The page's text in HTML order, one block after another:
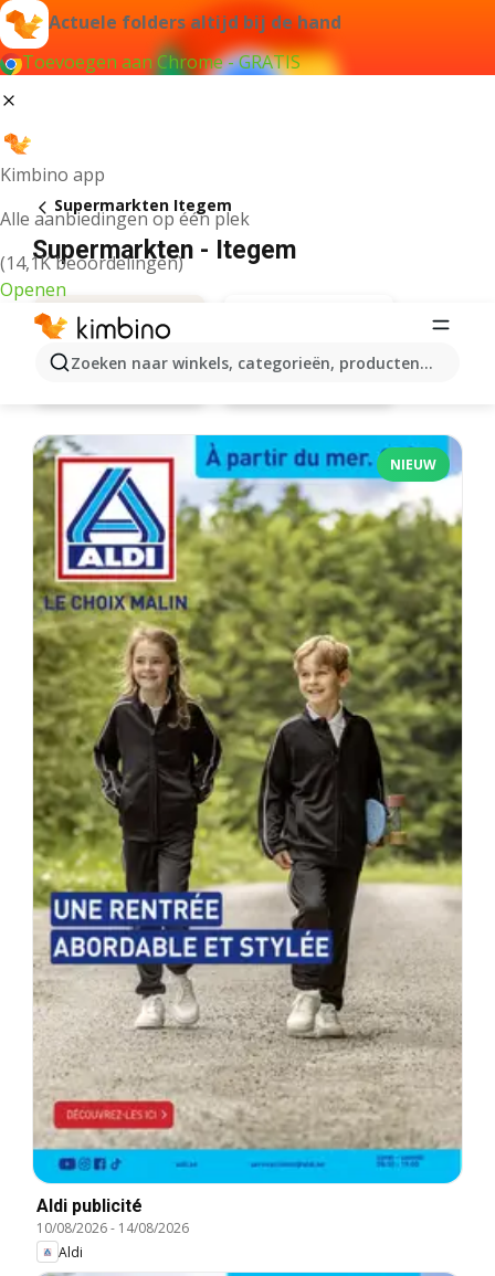
Actuele folders altijd bij de hand
Toevoegen aan Chrome - GRATIS
Kimbino app
Alle aanbiedingen op één plek
(14,1K beoordelingen)
Openen
Zoeken naar winkels, categorieën, producten...
Supermarkten Itegem
Supermarkten - Itegem
NIEUW
Aldi publicité
10/08/2026- 14/08/2026
Aldi